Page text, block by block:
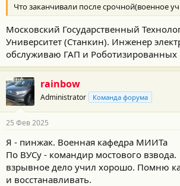
Что заканчивали после срочной(военное
Московский Государственный
Университет (Станкин). Инженер
обслуживаю ГАП и Роботизированных
rainbow
Administrator Команда форума
25 Фев 2025
Я - пинжак. Военная кафедра МИИТа
По ВУСу - командир мостового взвода.
взрывное дело учил хорошо. Помню
и восстанавливать.